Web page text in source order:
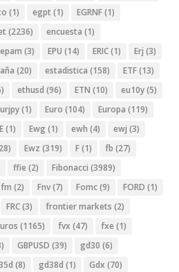
(1) egpt (1) EGRNF(1)
(2236) encuesta (1)
epam (3) EPU (14) ERIC(1) Erj (3)
(20) estadistica (158) ETF(13)
ethusd (96) ETN (10) eu10y(5)
(1) Euro (104) Europa (119)
(1) Ewg (1) ewh (4) ewj (3)
Ewz (319) F(1) fb (27)
ffie (2) Fibonacci (3989)
fm (2) Fnv(7) Fomc(9) FORD (1)
FRC(3) frontier markets (2)
(1165) fvx (47) fxe (1)
GBPUSD (39) gd30 (6)
(8) gd38d (1) Gdx (70)